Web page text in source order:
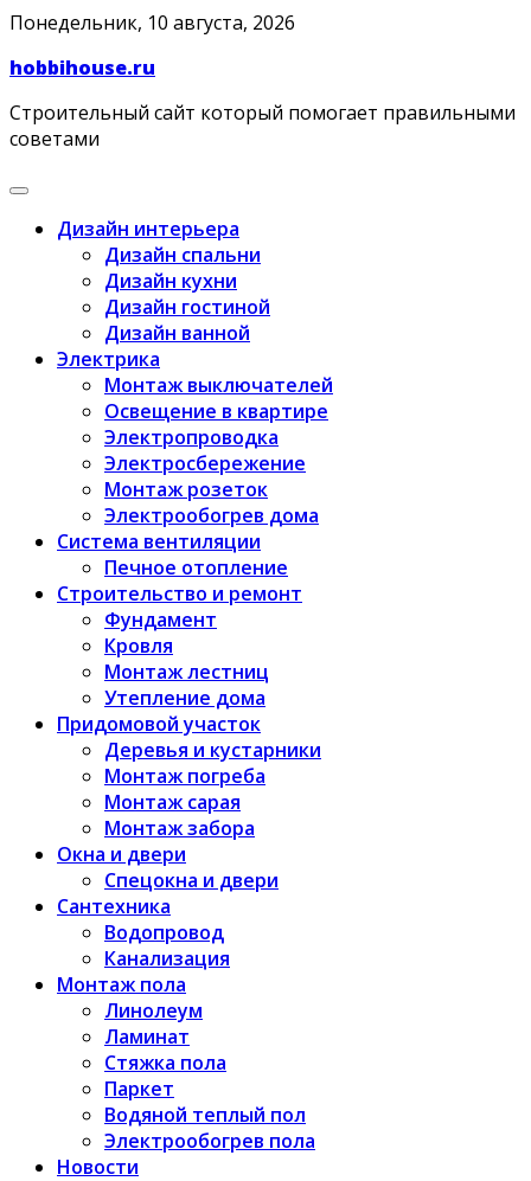
Skip
content
Понедельник, 10 августа, 2026
hobbihouse.ru
Строительный сайт который помогает правильными
советами
Дизайн интерьера
Дизайн спальни
Дизайн кухни
Дизайн гостиной
Дизайн ванной
Электрика
Монтаж выключателей
Освещение в квартире
Электропроводка
Электросбережение
Монтаж розеток
Электрообогрев дома
Система вентиляции
Печное отопление
Строительство и ремонт
Фундамент
Кровля
Монтаж лестниц
Утепление дома
Придомовой участок
Деревья и кустарники
Монтаж погреба
Монтаж сарая
Монтаж забора
Окна и двери
Спецокна и двери
Сантехника
Водопровод
Канализация
Монтаж пола
Линолеум
Ламинат
Стяжка пола
Паркет
Водяной теплый пол
Электрообогрев пола
Новости